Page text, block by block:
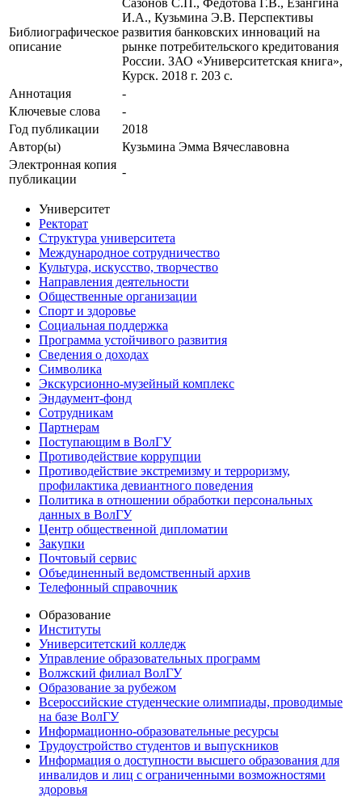
Библиографическое
описание
Сазонов С.П., Федотова Г.В., Езангина
И.А., Кузьмина Э.В. Перспективы
развития банковских инноваций на
рынке потребительского кредитования
России. ЗАО «Университетская книга»,
Курск. 2018 г. 203 с.
Аннотация
-
Ключевые cлова
-
Год публикации
2018
Автор(ы)
Кузьмина Эмма Вячеславовна
Электронная копия
публикации
-
Университет
Ректорат
Структура университета
Международное сотрудничество
Культура, искусство, творчество
Направления деятельности
Общественные организации
Спорт и здоровье
Социальная поддержка
Программа устойчивого развития
Сведения о доходах
Символика
Экскурсионно-музейный комплекс
Эндаумент-фонд
Сотрудникам
Партнерам
Поступающим в ВолГУ
Противодействие коррупции
Противодействие экстремизму и терроризму,
профилактика девиантного поведения
Политика в отношении обработки персональных
данных в ВолГУ
Центр общественной дипломатии
Закупки
Почтовый сервис
Объединенный ведомственный архив
Телефонный справочник
Образование
Институты
Университетский колледж
Управление образовательных программ
Волжский филиал ВолГУ
Образование за рубежом
Всероссийские студенческие олимпиады, проводимые
на базе ВолГУ
Информационно-образовательные ресурсы
Трудоустройство студентов и выпускников
Информация о доступности высшего образования для
инвалидов и лиц с ограниченными возможностями
здоровья